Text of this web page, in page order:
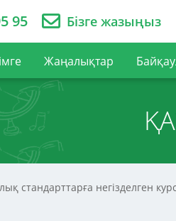
95 Бізге жазыңыз
Жаңалықтар
стандарттарға негізделген